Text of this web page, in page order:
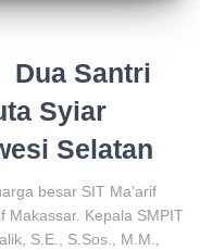
Dua Santri
Syiar
Selatan
besar SIT Ma’arif
Makassar. Kepala SMPIT
S.E., S.Sos., M.M.,